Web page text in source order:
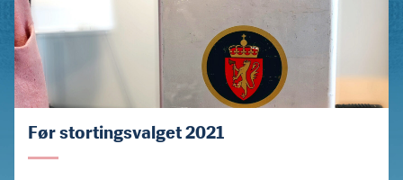
Før stortingsvalget 2021